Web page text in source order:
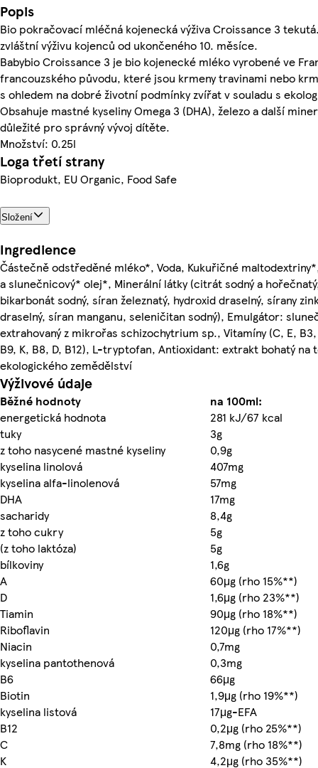
Popis
Bio pokračovací mléčná kojenecká výživa Croissance 3
zvláštní výživu kojenců od ukončeného 10. měsíce.
Babybio Croissance 3 je bio kojenecké mléko vyrobené ve
francouzského původu, které jsou krmeny travinami nebo
s ohledem na dobré životní podmínky zvířat v souladu s
Obsahuje mastné kyseliny Omega 3 (DHA), železo a další
důležité pro správný vývoj dítěte.
Množství: 0.25l
Loga třetí strany
Bioprodukt, EU Organic, Food Safe
Složení
Ingredience
Částečně odstředěné mléko*, Voda, Kukuřičné
a slunečnicový* olej*, Minerální látky (citrát sodný a
bikarbonát sodný, síran železnatý, hydroxid draselný, sírany
draselný, síran manganu, seleničitan sodný), Emulgátor:
extrahovaný z mikrořas schizochytrium sp., Vitamíny (C, E,
B9, K, B8, D, B12), L-tryptofan, Antioxidant: extrakt bohatý na
ekologického zemědělství
Výživové údaje
Běžné hodnoty
na 100ml:
energetická hodnota
281 kJ/67 kcal
tuky
3g
z toho nasycené mastné kyseliny
0,9g
kyselina linolová
407mg
kyselina alfa-linolenová
57mg
DHA
17mg
sacharidy
8,4g
z toho cukry
5g
(z toho laktóza)
5g
bílkoviny
1,6g
A
60μg (rho 15%**)
D
1,6μg (rho 23%**)
Tiamin
90μg (rho 18%**)
Riboflavin
120μg (rho 17%**)
Niacin
0,7mg
kyselina pantothenová
0,3mg
B6
66μg
Biotin
1,9μg (rho 19%**)
kyselina listová
17μg-EFA
B12
0,2μg (rho 25%**)
C
7,8mg (rho 18%**)
K
4,2μg (rho 35%**)